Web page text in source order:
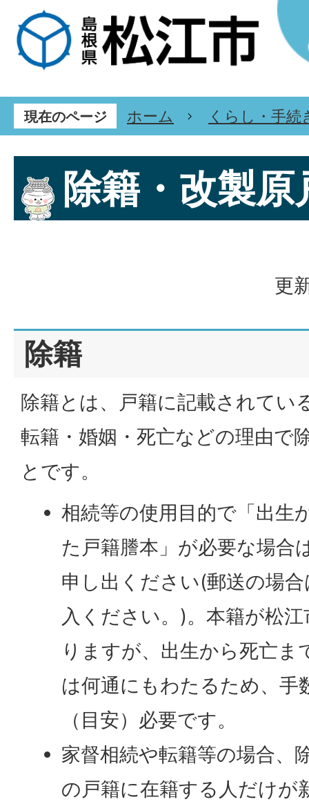
現在のページ ホーム くらし・手続
除籍・改製原
更
除籍
除籍とは、戸籍に記載されてい
転籍・婚姻・死亡などの理由で
とです。
相続等の使用目的で「出生
た戸籍謄本」が必要な場合
申し出ください(郵送の場
入ください。)。本籍が松
りますが、出生から死亡ま
は何通にもわたるため、手
（目安）必要です。
家督相続や転籍等の場合、
の戸籍に在籍する人だけが